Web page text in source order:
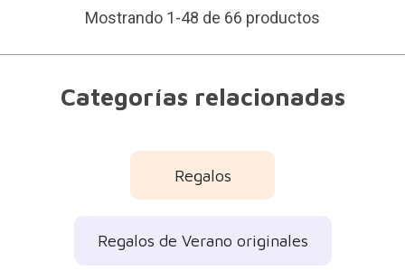
Mostrando 1-48 de 66 productos
Categorías relacionadas
Regalos
Regalos de Verano originales